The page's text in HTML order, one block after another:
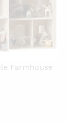
Farmhouse